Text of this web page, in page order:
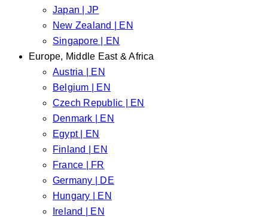
Japan | JP
New Zealand | EN
Singapore | EN
Europe, Middle East & Africa
Austria | EN
Belgium | EN
Czech Republic | EN
Denmark | EN
Egypt | EN
Finland | EN
France | FR
Germany | DE
Hungary | EN
Ireland | EN